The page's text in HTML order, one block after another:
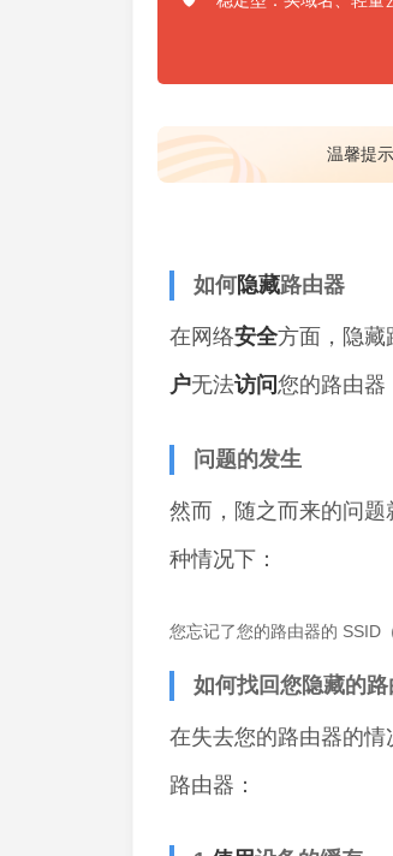
温馨提
如何隐藏路由器
在网络安全方面，隐藏
户无法访问您的路由器
问题的发生
然而，随之而来的问题
种情况下：
您忘记了您的路由器的 SSID
如何找回您隐藏的路
在失去您的路由器的
路由器：